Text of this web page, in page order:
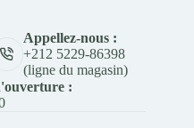
Appellez-nous :
+212 5229-86398
(ligne du magasin)
: